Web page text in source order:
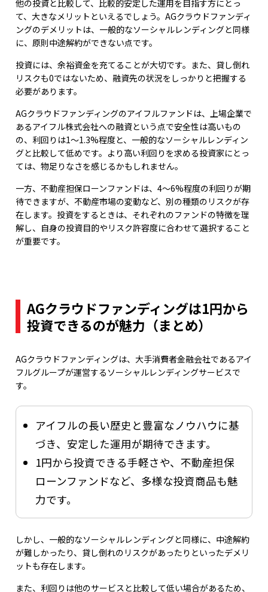
他の投資と比較して、比較的安定した運用を目指す方にとっ
て、大きなメリットといえるでしょう。AGクラウドファンディ
ングのデメリットは、一般的なソーシャルレンディングと同様
に、原則中途解約ができない点です。
投資には、余裕資金を充てることが大切です。また、貸し倒れ
リスクも0ではないため、融資先の状況をしっかりと把握する
必要があります。
AGクラウドファンディングのアイフルファンドは、上場企業で
あるアイフル株式会社への融資という点で安全性は高いもの
の、利回りは1～1.3%程度と、一般的なソーシャルレンディン
グと比較して低めです。より高い利回りを求める投資家にとっ
ては、物足りなさを感じるかもしれません。
一方、不動産担保ローンファンドは、4～6%程度の利回りが期
待できますが、不動産市場の変動など、別の種類のリスクが存
在します。投資をするときは、それぞれのファンドの特徴を理
解し、自身の投資目的やリスク許容度に合わせて選択すること
が重要です。
AGクラウドファンディングは1円から
投資できるのが魅力（まとめ）
AGクラウドファンディングは、大手消費者金融会社であるアイ
フルグループが運営するソーシャルレンディングサービスで
す。
アイフルの長い歴史と豊富なノウハウに基
づき、安定した運用が期待できます。
1円から投資できる手軽さや、不動産担保
ローンファンドなど、多様な投資商品も魅
力です。
しかし、一般的なソーシャルレンディングと同様に、中途解約
が難しかったり、貸し倒れのリスクがあったりといったデメリ
ットも存在します。
また、利回りは他のサービスと比較して低い場合があるため、